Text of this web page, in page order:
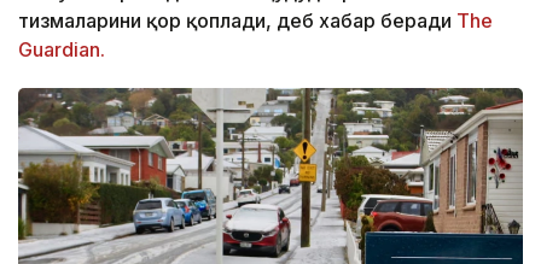
тизмаларини қор қоплади, деб хабар беради The
Guardian.